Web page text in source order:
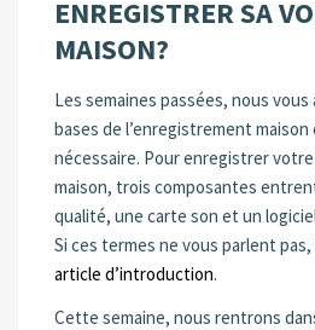
ENREGISTRER SA
MAISON?
Les semaines passées, nous
bases de l’enregistrement
nécessaire. Pour enregistrer votre
maison, trois composantes
qualité, une carte son et un
Si ces termes ne vous parlent
article d’introduction.
Cette semaine, nous rentrons